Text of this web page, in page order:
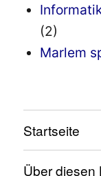
(2)
Marlem
Startseite
Über diesen